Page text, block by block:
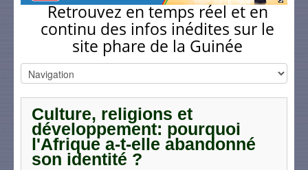
Retrouvez en temps réel et en
continu des infos inédites sur le
site phare de la Guinée
Culture, religions et
développement: pourquoi
l'Afrique a-t-elle abandonné
son identité ?